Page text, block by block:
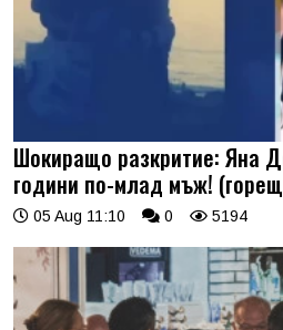
Шокиращо разкритие: Яна
години по-млад мъж!
05 Aug 11:10 0 5194